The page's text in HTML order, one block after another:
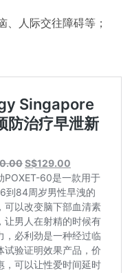
、人际交往障碍等；